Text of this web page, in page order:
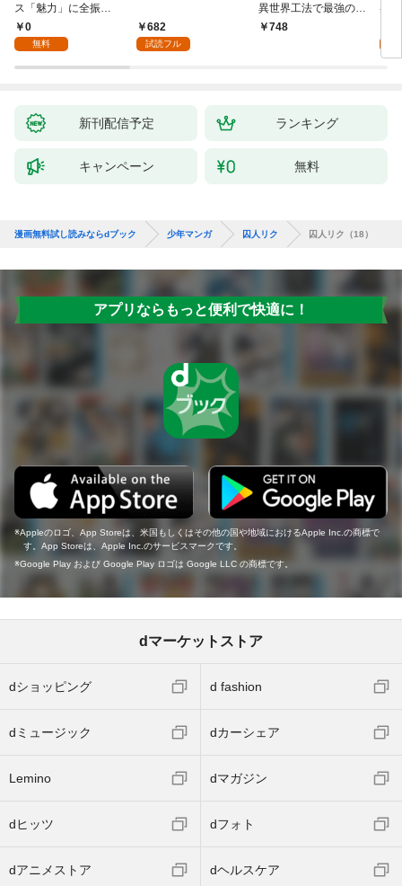
ス「魅力」に全振
り！？(1)
0
無料
682
試読フル
異世界工法で最強の家
づくりを（コミック）
748
兆
る
新刊配信予定 ランキング
キャンペーン 無料
漫画無料試し読みならdブック 少年マンガ 囚人リク 囚人リク（18）
アプリならもっと便利で快適に！
Appleのロゴ、App Storeは、米国もしくはその他の国や地域におけるApple Inc.の商標で
す。App Storeは、Apple Inc.のサービスマークです。
Google Play および Google Play ロゴは Google LLC の商標です。
dマーケットストア
dショッピング d fashion
dミュージック dカーシェア
Lemino dマガジン
dヒッツ dフォト
dアニメストア dヘルスケア